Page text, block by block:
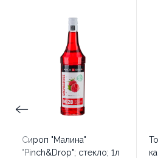
Сироп "Малина"
"Pinch&Drop"; стекло; 1л